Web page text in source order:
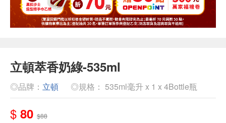
立頓萃香奶綠-535ml
◎品牌： 立頓 ◎規格： 535ml毫升 x 1 x 4Bottle瓶
$ 80 $88